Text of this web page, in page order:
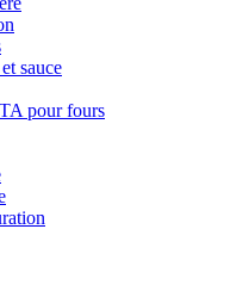
sauce
pour fours